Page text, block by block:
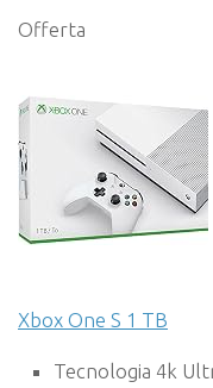
Offerta
Xbox One S 1 TB
Tecnologia 4k